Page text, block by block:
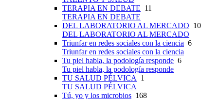
TERAPIA EN DEBATE 11
TERAPIA EN DEBATE
DEL LABORATORIO AL MERCADO 10
DEL LABORATORIO AL MERCADO
Triunfar en redes sociales con la ciencia 6
Triunfar en redes sociales con la ciencia
Tu piel habla, la podología responde 6
Tu piel habla, la podología responde
TU SALUD PÉLVICA 1
TU SALUD PÉLVICA
Tú, yo y los microbios 168